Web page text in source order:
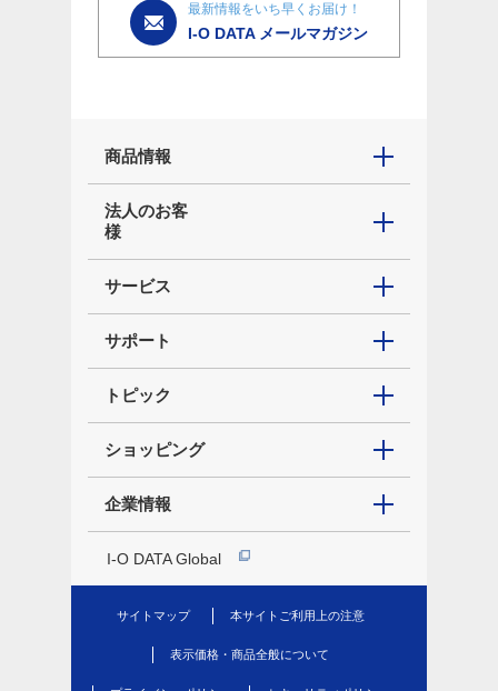
最新情報をいち早くお届け！
I-O DATA メールマガジン
商品情報
法人のお客
様
サービス
サポート
トピック
ショッピング
企業情報
I-O DATA Global
サイトマップ 本サイトご利用上の注意
表示価格・商品全般について